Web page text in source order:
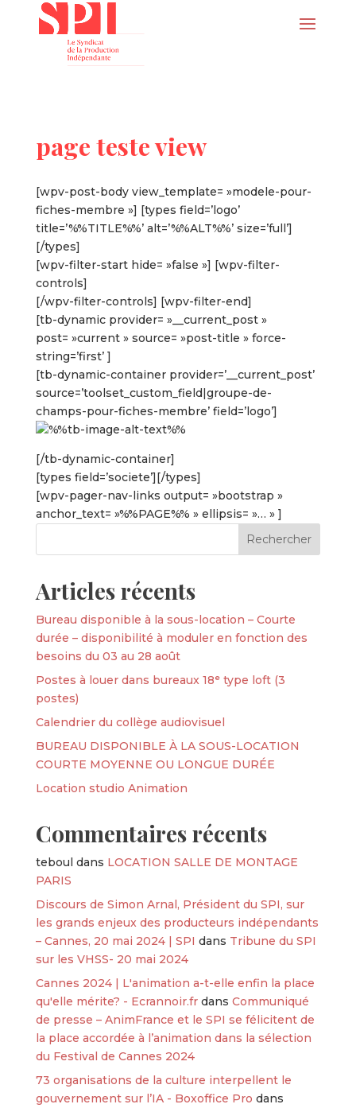
page teste view
[wpv-post-body view_template= »modele-pour-
fiches-membre »] [types field=’logo’
title=’%%TITLE%%’ alt=’%%ALT%%’ size=’full’]
[/types]
[wpv-filter-start hide= »false »] [wpv-filter-
controls]
[/wpv-filter-controls] [wpv-filter-end]
[tb-dynamic provider= »__current_post »
post= »current » source= »post-title » force-
string=’first’ ]
[tb-dynamic-container provider=’__current_post’
source=’toolset_custom_field|groupe-de-
champs-pour-fiches-membre’ field=’logo’]
[/tb-dynamic-container]
[types field=’societe’][/types]
[wpv-pager-nav-links output= »bootstrap »
anchor_text= »%%PAGE%% » ellipsis= »… » ]
Articles récents
Bureau disponible à la sous-location – Courte
durée – disponibilité à moduler en fonction des
besoins du 03 au 28 août
Postes à louer dans bureaux 18ᵉ type loft (3
postes)
Calendrier du collège audiovisuel
BUREAU DISPONIBLE À LA SOUS-LOCATION
COURTE MOYENNE OU LONGUE DURÉE
Location studio Animation
Commentaires récents
teboul dans LOCATION SALLE DE MONTAGE
PARIS
Discours de Simon Arnal, Président du SPI, sur
les grands enjeux des producteurs indépendants
– Cannes, 20 mai 2024 | SPI dans Tribune du SPI
sur les VHSS- 20 mai 2024
Cannes 2024 | L'animation a-t-elle enfin la place
qu'elle mérite? - Ecrannoir.frdans Communiqué
de presse – AnimFrance et le SPI se félicitent de
la place accordée à l’animation dans la sélection
du Festival de Cannes 2024
73 organisations de la culture interpellent le
gouvernement sur l’IA - Boxoffice Pro dans